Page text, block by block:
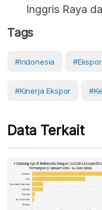
Inggris Raya
Tags
#Indonesia #Ekspor
#kinerja Ekspor
Data Terkait